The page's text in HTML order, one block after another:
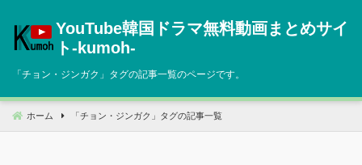
へ
動
YouTube韓国ドラマ無料動画まとめサイ
ト‐kumoh‐
「チョン・ジンガク 」タグの記事一覧のページです。
ホーム 「 チョン・ジンガク 」タグの記事一覧